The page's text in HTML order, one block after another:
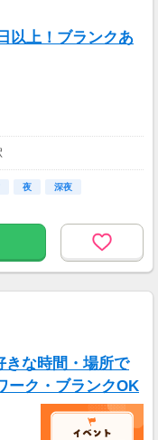
以上！ブランクあ
夜
深夜
きな時間・場所で
ーク・ブランクOK